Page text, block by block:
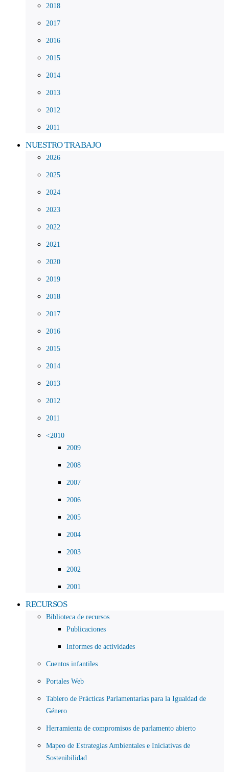
2018
2017
2016
2015
2014
2013
2012
2011
NUESTRO TRABAJO
2026
2025
2024
2023
2022
2021
2020
2019
2018
2017
2016
2015
2014
2013
2012
2011
<2010
2009
2008
2007
2006
2005
2004
2003
2002
2001
RECURSOS
Biblioteca de recursos
Publicaciones
Informes de actividades
Cuentos infantiles
Portales Web
Tablero de Prácticas Parlamentarias para la Igualdad de
Género
Herramienta de compromisos de parlamento abierto
Mapeo de Estrategias Ambientales e Iniciativas de
Sostenibilidad